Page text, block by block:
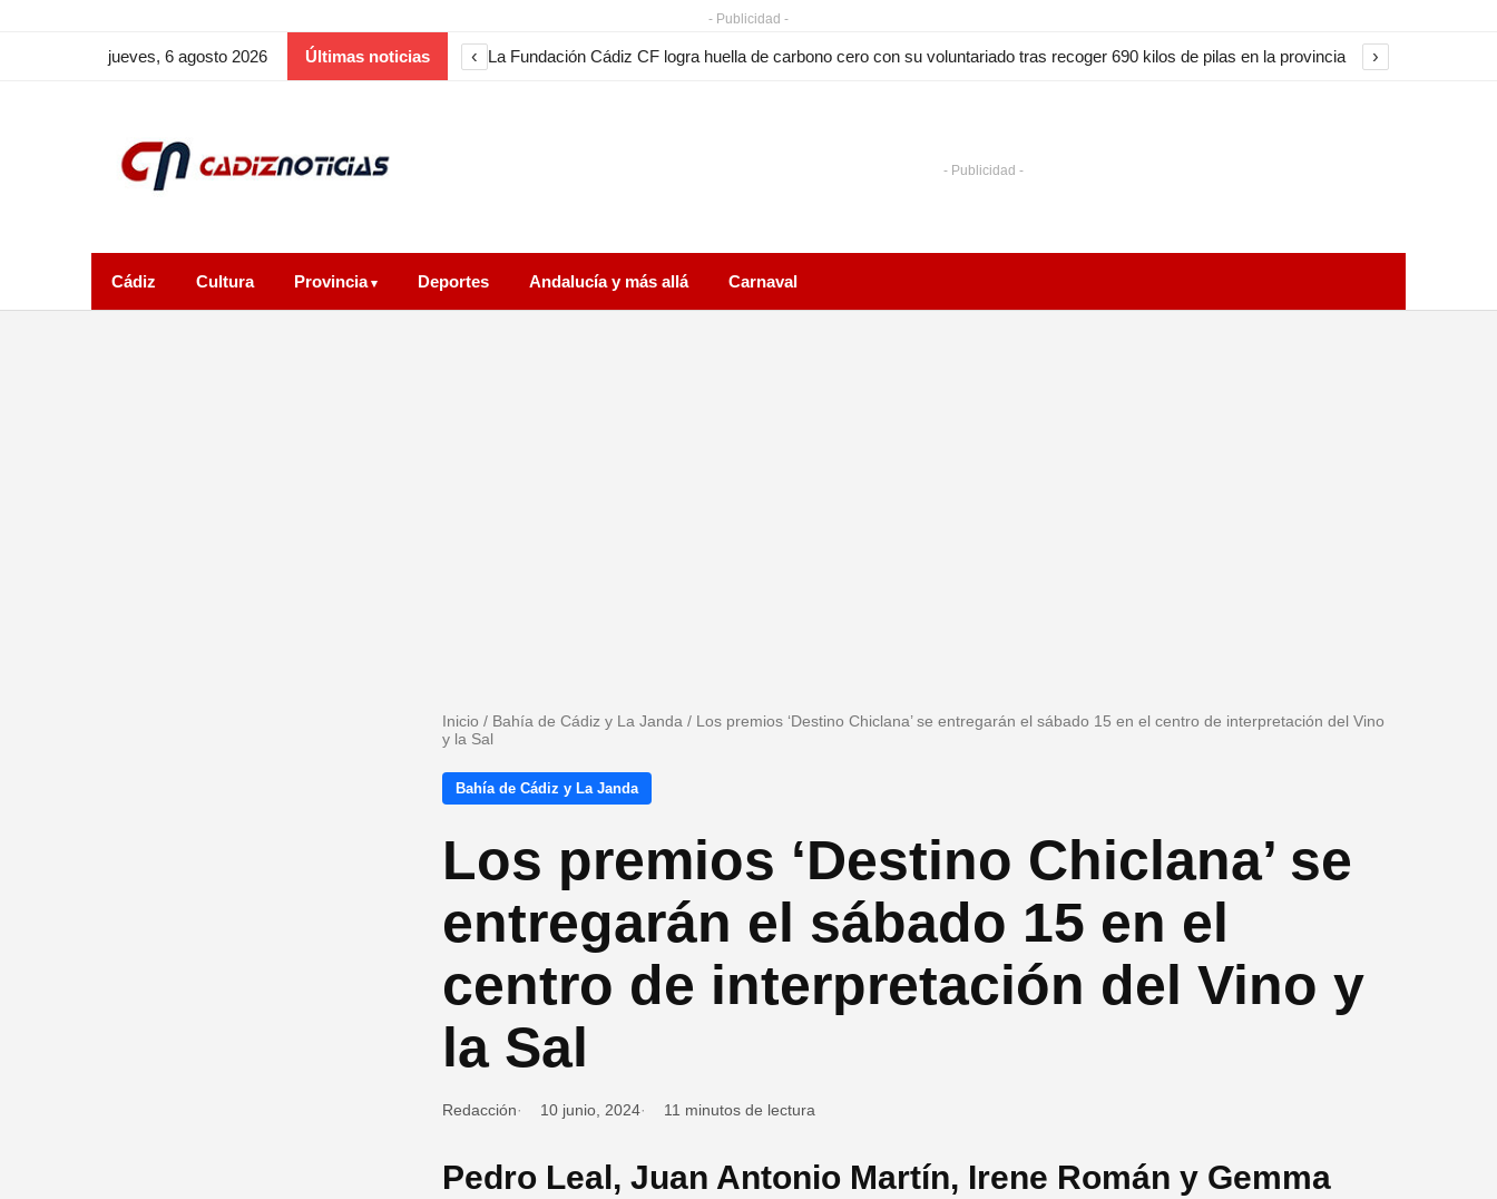
- Publicidad -
jueves, 6 agosto 2026 Últimas noticias ‹ La Fundación Cádiz CF logra huella de carbono cero con su voluntariado tras recoger 690 kilos de pilas en la provincia ›
- Publicidad -
Cádiz Cultura Provincia Deportes Andalucía y más allá Carnaval
Inicio / Bahía de Cádiz y La Janda / Los premios ‘Destino Chiclana’ se entregarán el sábado 15 en el centro de interpretación del Vino
y la Sal
Bahía de Cádiz y La Janda
Los premios ‘Destino Chiclana’ se
entregarán el sábado 15 en el
centro de interpretación del Vino y
la Sal
Redacción 10 junio, 2024 11 minutos de lectura
Pedro Leal, Juan Antonio Martín, Irene Román y Gemma